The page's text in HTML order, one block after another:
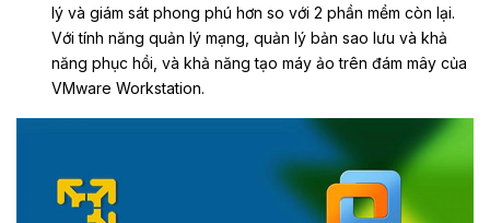
lý và giám sát phong phú hơn so với 2 phần mềm còn lại.
Với tính năng quản lý mạng, quản lý bản sao lưu và khả
năng phục hồi, và khả năng tạo máy ảo trên đám mây của
VMware Workstation.